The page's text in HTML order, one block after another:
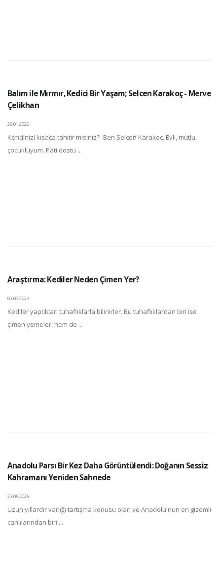
Balım ile Mırmır, Kedici Bir Yaşam; Selcen Karakoç - Merve
Çelikhan
29.01.2020
Kendinizi kısaca tanıtır mısınız? -Ben Selcen Karakoç. Evli, mutlu,
çocukluyum. Pati dostu ...
Araştırma: Kediler Neden Çimen Yer?
03.03.2023
Kediler yaptıkları tuhaflıklarla bilinirler. Bu tuhaflıklardan biri ise
çimen yemeleri hem de ...
Anadolu Parsı Bir Kez Daha Görüntülendi: Doğanın Sessiz
Kahramanı Yeniden Sahnede
23.05.2025
Uzun yıllardır varlığı tartışma konusu olan ve Anadolu'nun en gizemli
canlılarından biri ...